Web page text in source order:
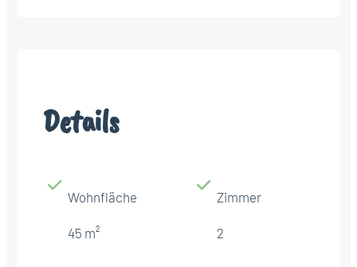
Details
Wohnfläche
45 m²
Zimmer
2